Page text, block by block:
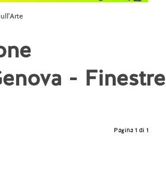
- Finestre
Pagina 1 di 1